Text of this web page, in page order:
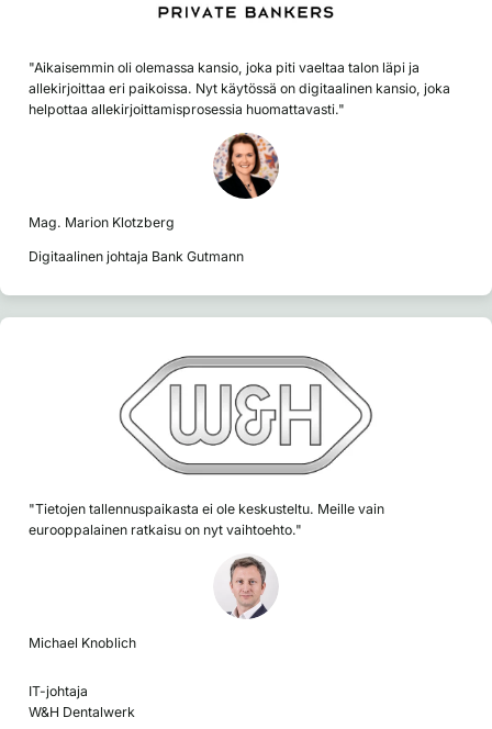
"Aikaisemmin oli olemassa kansio, joka piti vaeltaa talon läpi ja
allekirjoittaa eri paikoissa. Nyt käytössä on digitaalinen kansio, joka
helpottaa allekirjoittamisprosessia huomattavasti."
Mag. Marion Klotzberg
Digitaalinen johtaja Bank Gutmann
"Tietojen tallennuspaikasta ei ole keskusteltu. Meille vain
eurooppalainen ratkaisu on nyt vaihtoehto."
Michael Knoblich
IT-johtaja
W&H Dentalwerk